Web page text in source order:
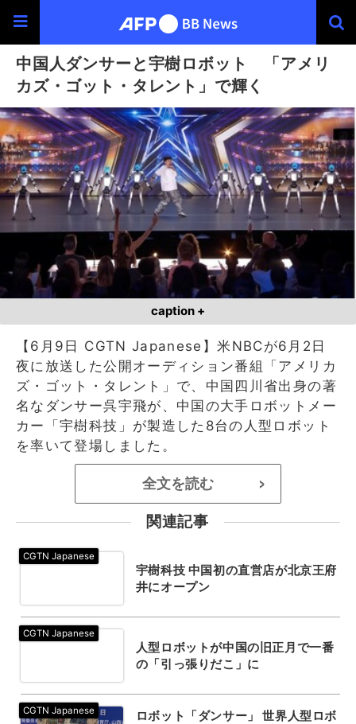
中国人ダンサーと宇樹ロボット 「アメリ
カズ・ゴット・タレント」で輝く
caption +
【6月9日 CGTN Japanese】米NBCが6月2日
夜に放送した公開オーディション番組「アメリカ
ズ・ゴット・タレント」で、中国四川省出身の著
名なダンサー呉宇飛が、中国の大手ロボットメー
カー「宇樹科技」が製造した8台の人型ロボット
を率いて登場しました。
全文を読む >
関連記事
宇樹科技 中国初の直営店が北京王府
井にオープン
人型ロボットが中国の旧正月で一番
の「引っ張りだこ」に
ロボット「ダンサー」 世界人型ロボ